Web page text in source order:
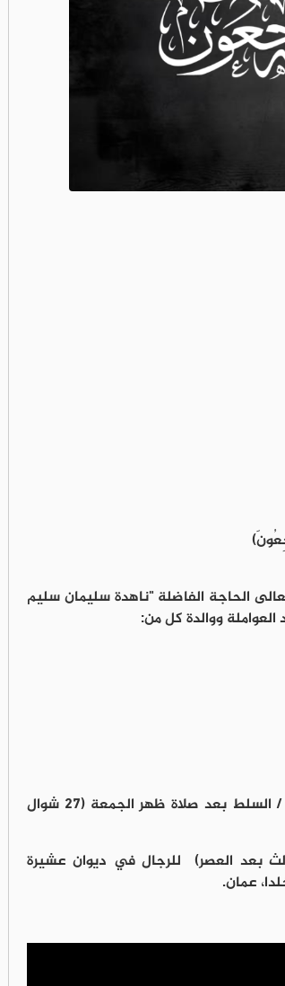
الحاجة الفاضلة "ناهدة سليمان سليم
العواملة ووالدة كل من:
وسيشيع جثمانها الطاهر من مسجد زي الى مقبرة زي الإسلامية / السلط بعد صلاة ظهر الجمعة (٢٧ شوال
بعد العصر) للرجال في ديوان عشيرة
عمان.